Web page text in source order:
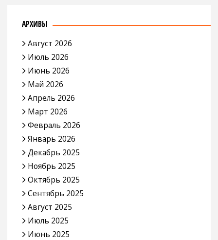
АРХИВЫ
Август 2026
Июль 2026
Июнь 2026
Май 2026
Апрель 2026
Март 2026
Февраль 2026
Январь 2026
Декабрь 2025
Ноябрь 2025
Октябрь 2025
Сентябрь 2025
Август 2025
Июль 2025
Июнь 2025